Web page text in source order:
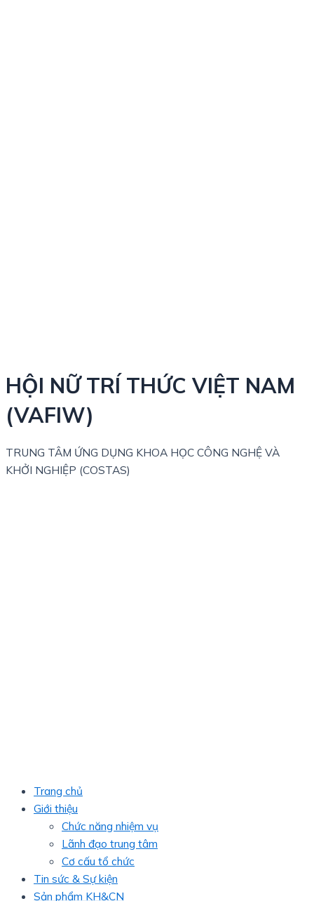
HỘI NỮ TRÍ THỨC VIỆT NAM
(VAFIW)
TRUNG TÂM ỨNG DỤNG KHOA HỌC CÔNG NGHỆ VÀ
KHỞI NGHIỆP (COSTAS)
Trang chủ
Giới thiệu
Chức năng nhiệm vụ
Lãnh đạo trung tâm
Cơ cấu tổ chức
Tin sức & Sự kiện
Sản phẩm KH&CN